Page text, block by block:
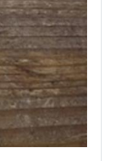
雪子、妙子が
活のありさま
妹のうちで一
独身でいる。
せず、月日が